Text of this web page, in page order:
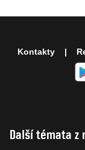
Další témata z
Kontakty